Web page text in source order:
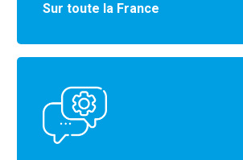
Sur toute la France